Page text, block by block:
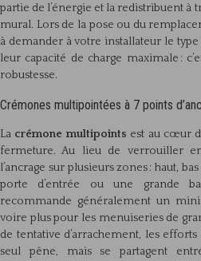
partie de l’énergie et la redistribuent à
mural. Lors de la pose ou du
à demander à votre installateur le
leur capacité de charge maximale :
robustesse.
Crémones multipointées à 7 points
La crémone multipoints est au cœur
fermeture. Au lieu de verrouiller
l’ancrage sur plusieurs zones : haut,
porte d’entrée ou une grande
recommande généralement un
voire plus pour les menuiseries de
de tentative d’arrachement, les
seul pêne, mais se partagent